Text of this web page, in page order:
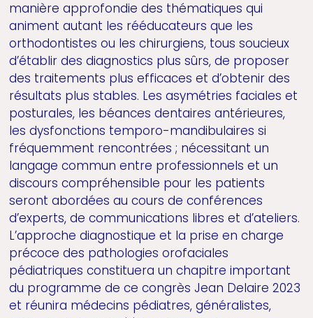
manière approfondie des thématiques qui
animent autant les rééducateurs que les
orthodontistes ou les chirurgiens, tous soucieux
d’établir des diagnostics plus sûrs, de proposer
des traitements plus efficaces et d’obtenir des
résultats plus stables. Les asymétries faciales et
posturales, les béances dentaires antérieures,
les dysfonctions temporo-mandibulaires si
fréquemment rencontrées ; nécessitant un
langage commun entre professionnels et un
discours compréhensible pour les patients
seront abordées au cours de conférences
d’experts, de communications libres et d’ateliers.
L’approche diagnostique et la prise en charge
précoce des pathologies orofaciales
pédiatriques constituera un chapitre important
du programme de ce congrès Jean Delaire 2023
et réunira médecins pédiatres, généralistes,